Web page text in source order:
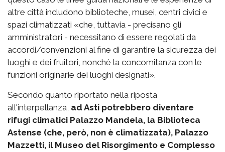
altre città includono biblioteche, musei, centri civici e
spazi climatizzati «che, tuttavia - precisano gli
amministratori - necessitano di essere regolati da
accordi/convenzioni al fine di garantire la sicurezza dei
luoghi e dei fruitori, nonché la concomitanza con le
funzioni originarie dei luoghi designati».
Secondo quanto riportato nella riposta
all'interpellanza, ad Asti potrebbero diventare
rifugi climatici Palazzo Mandela, la Biblioteca
Astense (che, però, non è climatizzata), Palazzo
Mazzetti, il Museo del Risorgimento e Complesso